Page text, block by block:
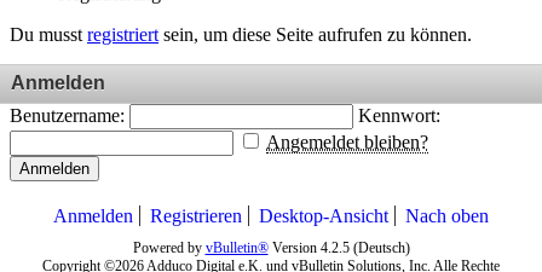
Du musst registriert sein, um diese Seite aufrufen zu können.
Anmelden
Benutzername:
Kennwort:
Angemeldet bleiben?
Anmelden
Anmelden Registrieren Desktop-Ansicht Nach oben
Powered by vBulletin®Version 4.2.5 (Deutsch)
Copyright ©2026 Adduco Digital e.K. und vBulletin Solutions, Inc. Alle Rechte